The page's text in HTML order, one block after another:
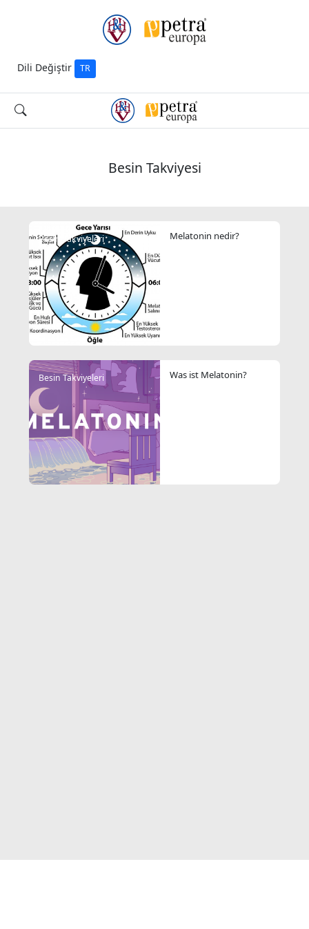
Dili Değiştir TR
Besin Takviyesi
Besin Takviyeleri Melatonin nedir?
Besin Takviyeleri Was ist Melatonin?